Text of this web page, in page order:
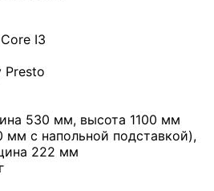
I3
Presto
530 мм, высота 1100 мм
мм с напольной подставкой),
222 мм